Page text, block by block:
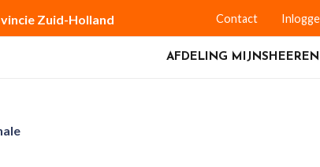
Zuid-Holland Contact
AFDELING